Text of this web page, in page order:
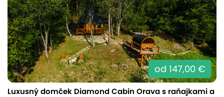
od 147,00 €
Luxusný domček Diamond Cabin Orava s raňajkami a